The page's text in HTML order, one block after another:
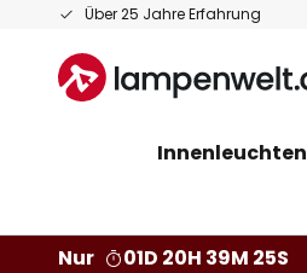
Über 25 Jahre Erfahrung
Zum
springen
Innenleuchten
Nur
01D 20H 39M 25S